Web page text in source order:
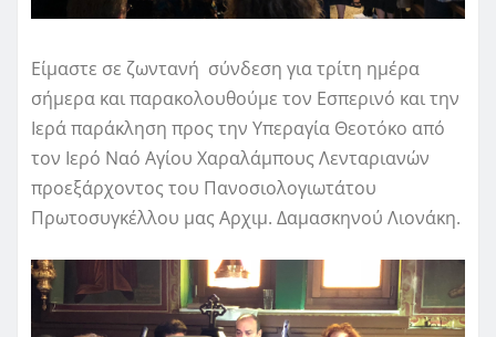
Είμαστε σε ζωντανή σύνδεση για τρίτη ημέρα
σήμερα και παρακολουθούμε τον Εσπερινό και την
Ιερά παράκληση προς την Υπεραγία Θεοτόκο από
τον Ιερό Ναό Αγίου Χαραλάμπους Λενταριανών
προεξάρχοντος του Πανοσιολογιωτάτου
Πρωτοσυγκέλλου μας Αρχιμ. Δαμασκηνού Λιονάκη.